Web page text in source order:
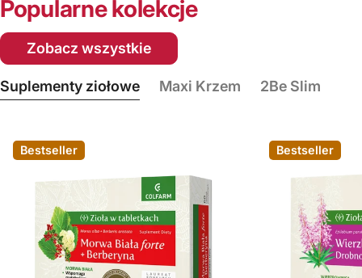
Popularne kolekcje
Zobacz wszystkie
Suplementy ziołowe Maxi Krzem 2Be Slim
Bestseller Bestseller